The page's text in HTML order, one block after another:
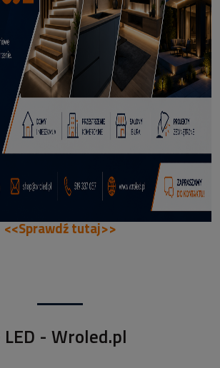
<<Sprawdź tutaj>>
- Wroled.pl